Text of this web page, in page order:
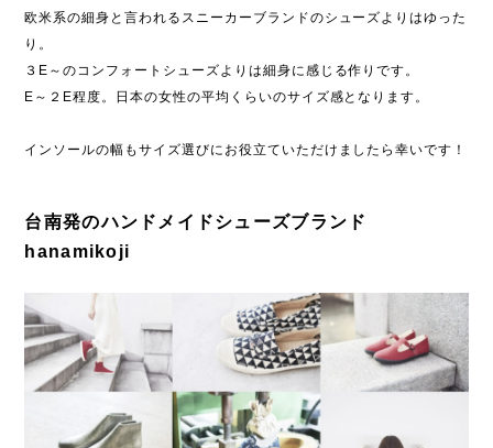
欧米系の細身と言われるスニーカーブランドのシューズよりはゆった
り。
３E～のコンフォートシューズよりは細身に感じる作りです。
E～２E程度。日本の女性の平均くらいのサイズ感となります。
インソールの幅もサイズ選びにお役立ていただけましたら幸いです！
台南発のハンドメイドシューズブランド
hanamikoji